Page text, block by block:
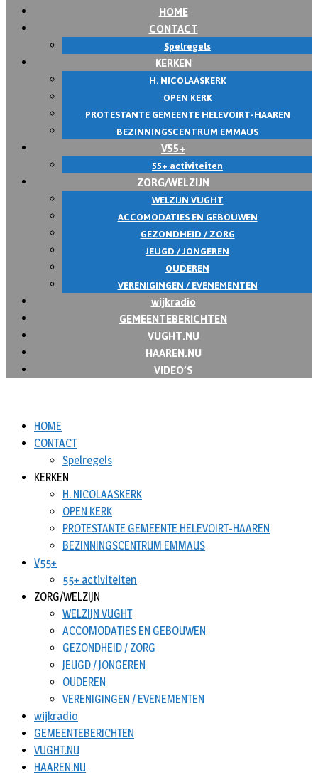
HOME
CONTACT
Spelregels
KERKEN
H. NICOLAASKERK
OPEN KERK
PROTESTANTE GEMEENTE HELEVOIRT-HAAREN
BEZINNINGSCENTRUM EMMAUS
V55+
55+ activiteiten
ZORG/WELZIJN
WELZIJN VUGHT
ACCOMODATIES EN GEBOUWEN
GEZONDHEID / ZORG
JEUGD / JONGEREN
OUDEREN
VERENIGINGEN / EVENEMENTEN
wijkradio
GEMEENTEBERICHTEN
VUGHT.NU
HAAREN.NU
VIDEO’S
HOME
CONTACT
Spelregels
KERKEN
H. NICOLAASKERK
OPEN KERK
PROTESTANTE GEMEENTE HELEVOIRT-HAAREN
BEZINNINGSCENTRUM EMMAUS
V55+
55+ activiteiten
ZORG/WELZIJN
WELZIJN VUGHT
ACCOMODATIES EN GEBOUWEN
GEZONDHEID / ZORG
JEUGD / JONGEREN
OUDEREN
VERENIGINGEN / EVENEMENTEN
wijkradio
GEMEENTEBERICHTEN
VUGHT.NU
HAAREN.NU